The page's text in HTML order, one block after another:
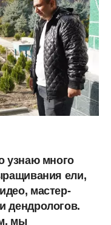
узнаю много
ели,
мастер-
дендрологов.
мы